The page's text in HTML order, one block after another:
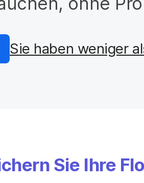
Sie haben weniger
Sie Ihre